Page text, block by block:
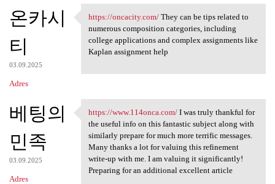
K
o
m
e
n
a
r
z
e
온카시
티
03.09.2025
Adres
https://oncacity.com/ They
https://oncacity.com/They can be tips related to
numerous composition categories, including
college applications and complex assignments like
Kaplan assignment help
베팅의
민족
03.09.2025
Adres
https://www.114onca.com/ I
https://www.114onca.com/I was truly thankful for
the useful info on this fantastic subject along with
similarly prepare for much more terrific messages.
Many thanks a lot for valuing this refinement
write-up with me. I am valuing it significantly!
Preparing for an additional excellent article